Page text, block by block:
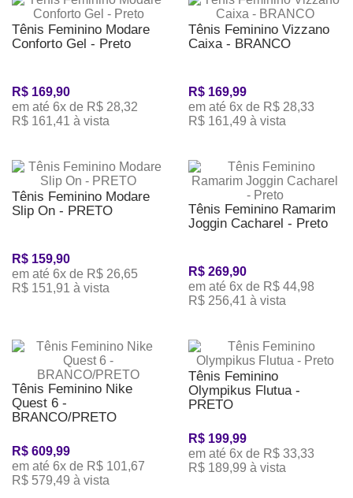
Tênis Feminino Modare
Conforto Gel - Preto
R$ 169,90
em até 6x de R$ 28,32
R$ 161,41 à vista
Tênis Feminino Vizzano
Caixa - BRANCO
R$ 169,99
em até 6x de R$ 28,33
R$ 161,49 à vista
Tênis Feminino Modare
Slip On - PRETO
R$ 159,90
em até 6x de R$ 26,65
R$ 151,91 à vista
Tênis Feminino Ramarim
Joggin Cacharel - Preto
R$ 269,90
em até 6x de R$ 44,98
R$ 256,41 à vista
Tênis Feminino Nike
Quest 6 -
BRANCO/PRETO
R$ 609,99
em até 6x de R$ 101,67
R$ 579,49 à vista
Tênis Feminino
Olympikus Flutua -
PRETO
R$ 199,99
em até 6x de R$ 33,33
R$ 189,99 à vista